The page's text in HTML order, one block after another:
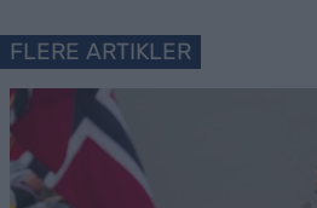
FLERE ARTIKLER